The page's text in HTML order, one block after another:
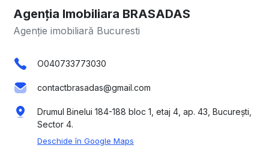
Agenția Imobiliara BRASADAS
Agenție imobiliară Bucuresti
O040733773030
contactbrasadas@gmail.com
Drumul Binelui 184-188 bloc 1, etaj 4, ap. 43, București,
Sector 4.
Deschide în Google Maps